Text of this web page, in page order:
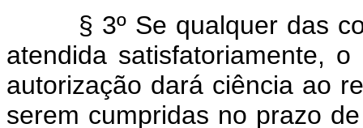
§ 3º Se qualquer das
atendida satisfatoriamente,
autorização dará ciência ao
serem cumpridas no prazo